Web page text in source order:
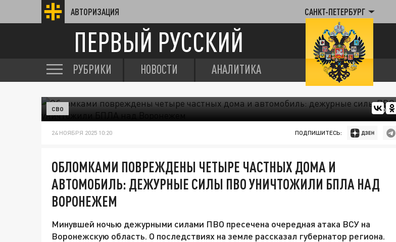
АВТОРИЗАЦИЯ САНКТ-ПЕТЕРБУРГ
ПЕРВЫЙ РУССКИЙ
РУБРИКИ НОВОСТИ АНАЛИТИКА
ФОТО:
СВО
24 НОЯБРЯ 2025 10:20 ПОДПИШИТЕСЬ:
ОБЛОМКАМИ ПОВРЕЖДЕНЫ ЧЕТЫРЕ ЧАСТНЫХ ДОМА И
АВТОМОБИЛЬ: ДЕЖУРНЫЕ СИЛЫ ПВО УНИЧТОЖИЛИ БПЛА НАД
ВОРОНЕЖЕМ
Минувшей ночью дежурными силами ПВО пресечена очередная атака ВСУ на
Воронежскую область. О последствиях на земле рассказал губернатор региона.